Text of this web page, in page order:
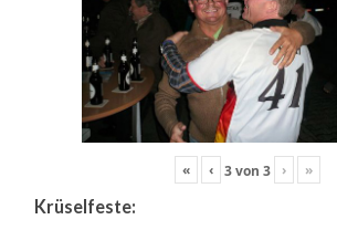
« ‹ 3von 3 › »
Krüselfeste: